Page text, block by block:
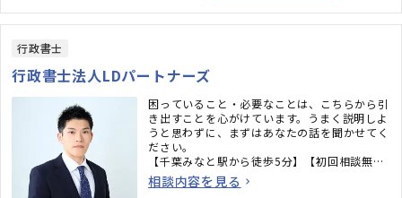
行政書士
行政書士法人LDパートナーズ
困っていること・必要なことは、こちらから引
き出すことを心がけています。うまく説明しよ
うと思わずに、まずはあなたの話を聞かせてく
ださい。
【千葉みなと駅から徒歩5分】【初回相談無
料】【平日・休日を問わず22:00まで相談可】
など、相談しやすい環境を整えて、皆様からの
相談内容を見る